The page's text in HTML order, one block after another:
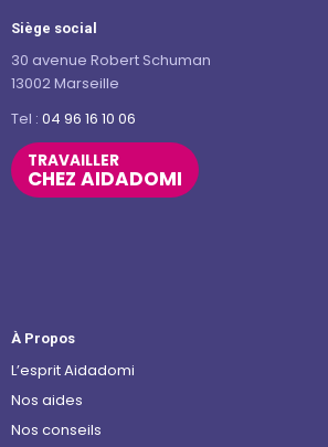
Siège social
30 avenue Robert Schuman
13002 Marseille
Tel : 04 96 16 10 06
TRAVAILLER
CHEZ AIDADOMI
À Propos
L’esprit Aidadomi
Nos aides
Nos conseils